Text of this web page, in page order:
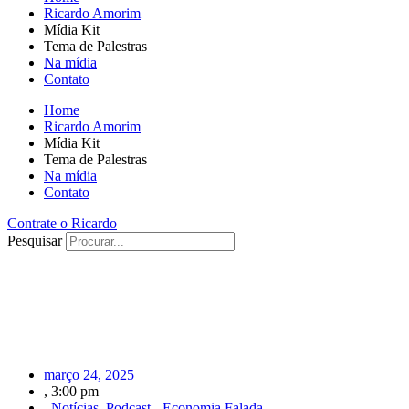
Ricardo Amorim
Mídia Kit
Tema de Palestras
Na mídia
Contato
Home
Ricardo Amorim
Mídia Kit
Tema de Palestras
Na mídia
Contato
Contrate o Ricardo
Pesquisar
março 24, 2025
, 3:00 pm